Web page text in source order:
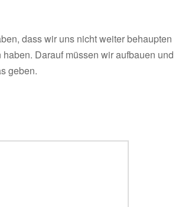
dass wir uns nicht weiter behaupten
Darauf müssen wir aufbauen und
geben.